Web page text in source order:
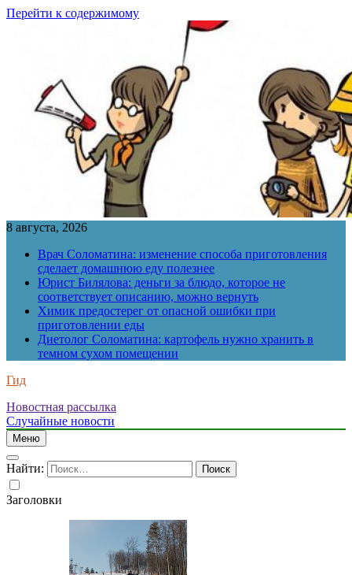
Перейти к содержимому
8 августа, 2026
Врач Соломатина: изменение способа приготовления
сделает домашнюю еду полезнее
Юрист Билялова: деньги за блюдо, которое не
соответствует описанию, можно вернуть
Химик предостерег от опасной ошибки при
приготовлении еды
Диетолог Соломатина: картофель нужно хранить в
темном сухом помещении
Гид
Новостная рассылка
Случайные новости
Меню
Найти:
Заголовки